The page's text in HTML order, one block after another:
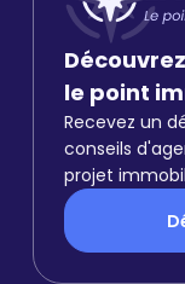
le point
Recevez un
conseils
projet